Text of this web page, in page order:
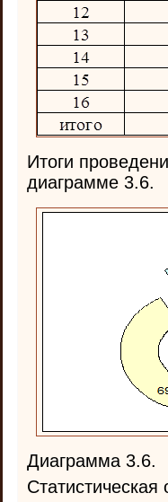
Итоги
диаграмме 3.6.
Диаграмма 3.6.
Статистическая